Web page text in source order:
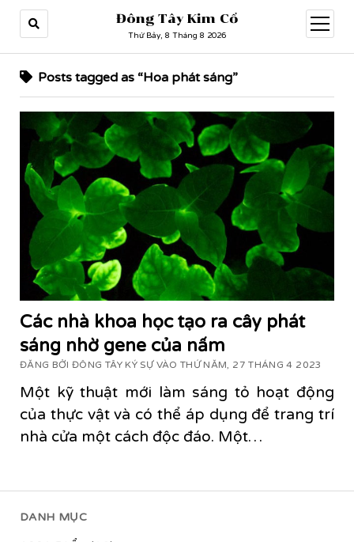
Đông Tây Kim Cổ
Thứ Bảy, 8 Tháng 8 2026
open
menu
DANH MỤC
Posts tagged as “Hoa phát sáng”
Các nhà khoa học tạo ra cây phát
sáng nhờ gene của nấm
ĐĂNG BỞI ĐÔNG TÂY KÝ SỰ VÀO THỨ NĂM, 27 THÁNG 4 2023
Một kỹ thuật mới làm sáng tỏ hoạt động
của thực vật và có thể áp dụng để trang trí
nhà cửa một cách độc đáo. Một…